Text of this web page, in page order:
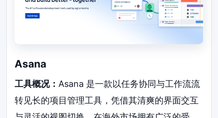
Asana
工具概况：Asana 是一款以任务协同与工作流流
转见长的项目管理工具，凭借其清爽的界面交互